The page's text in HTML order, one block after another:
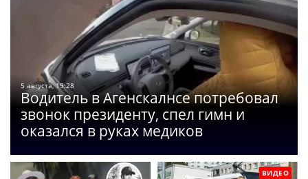
5 августа, 19:28
Водитель в Агенскалнсе потребовал
звонок президенту, спел гимн и
оказался в руках медиков
ВИДЕО